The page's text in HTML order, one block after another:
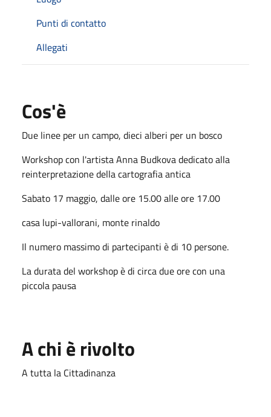
Punti di contatto
Allegati
Cos'è
Due linee per un campo, dieci alberi per un bosco
Workshop con l'artista Anna Budkova dedicato alla
reinterpretazione della cartografia antica
Sabato 17 maggio, dalle ore 15.00 alle ore 17.00
casa lupi-vallorani, monte rinaldo
Il numero massimo di partecipanti è di 10 persone.
La durata del workshop è di circa due ore con una
piccola pausa
A chi è rivolto
A tutta la Cittadinanza